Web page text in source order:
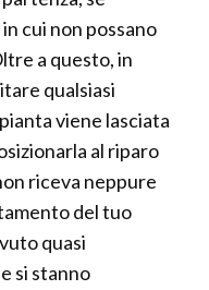
cui non possano
a questo, in
qualsiasi
viene lasciata
al riparo
riceva neppure
del tuo
quasi
si stanno